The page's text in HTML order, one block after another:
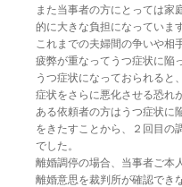
また当事者の方にとっては家
的に大きな負担になっています
これまでの夫婦間の争いや相
疲弊が重なってうつ症状に陥
うつ症状になっておられると
症状をさらに悪化させる恐れ
ある依頼者の方はうつ症状に
をきたすことから、２回目の
でした。
離婚調停の場合、当事者ご本
離婚意思を裁判所が確認でき